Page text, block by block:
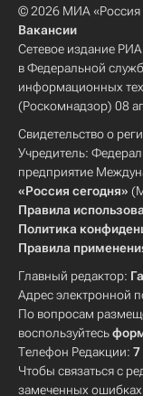
© 2026 МИА «Россия
Вакансии
Сетевое издание
в Федеральной
информационных
(Роскомнадзор) 08
Свидетельство о
Учредитель:
предприятие
«Россия сегодня»
Правила
Политика
Правила
Главный редактор:
Адрес электронной
По вопросам
воспользуйтесь
Телефон Редакции: 7
Чтобы связаться с
замеченных